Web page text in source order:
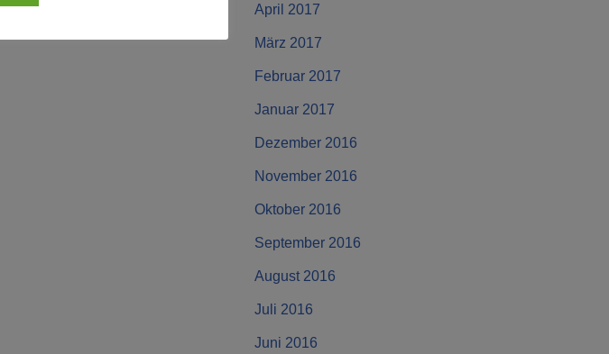
April 2017
März 2017
Februar 2017
Januar 2017
Dezember 2016
November 2016
Oktober 2016
September 2016
August 2016
Juli 2016
Juni 2016